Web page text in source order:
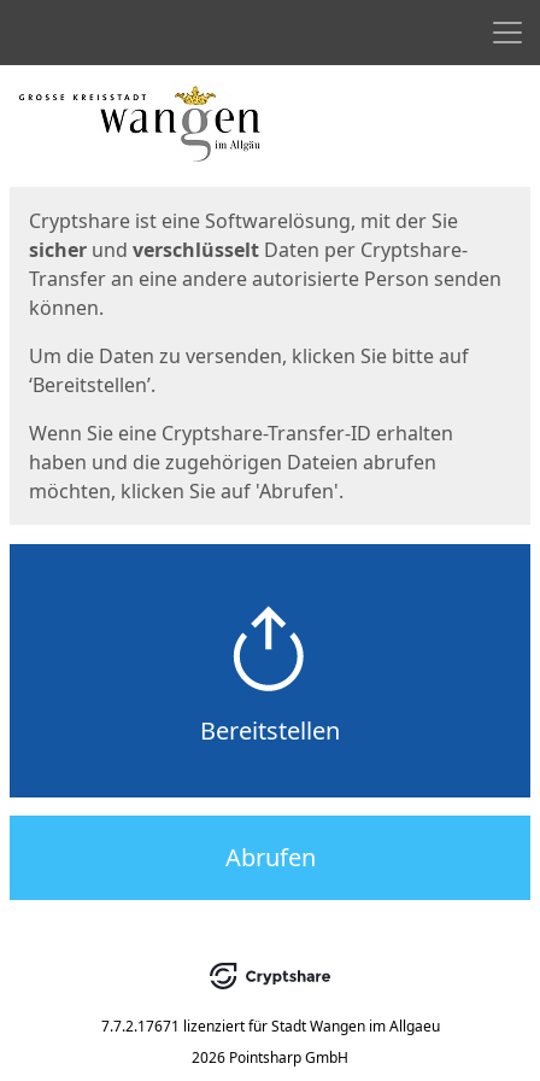
Start
Cryptshare ist eine Softwarelösung, mit der Sie
sicher und verschlüsselt Daten per Cryptshare-
Transfer an eine andere autorisierte Person senden
können.
Um die Daten zu versenden, klicken Sie bitte auf
‘Bereitstellen’.
Wenn Sie eine Cryptshare-Transfer-ID erhalten
haben und die zugehörigen Dateien abrufen
möchten, klicken Sie auf 'Abrufen'.
Bereitstellen
Abrufen
7.7.2.17671 lizenziert für Stadt Wangen im Allgaeu
2026 Pointsharp GmbH